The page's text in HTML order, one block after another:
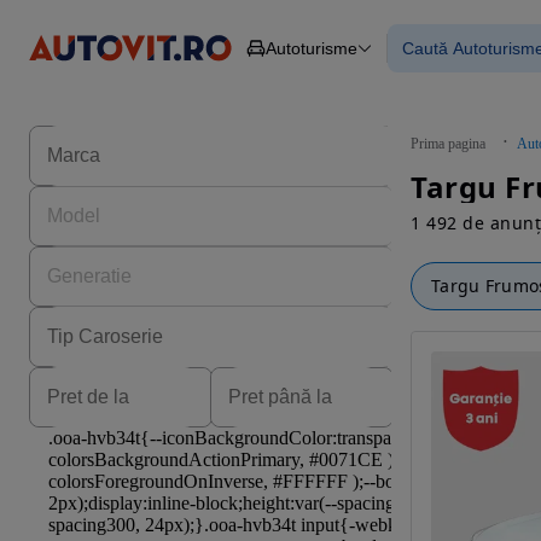
Autoturisme
Motociclete
Autoturisme
Mașini
Mașini cu
Caută
Prima pagina
Targu
1 492 de
Targu